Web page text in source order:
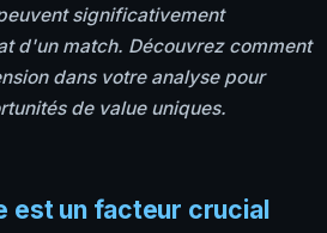
significativement
d'un match. Découvrez comment
dans votre analyse pour
de value uniques.
est un facteur crucial